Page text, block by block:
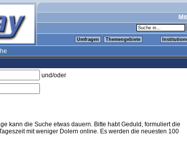
Umfragen Themengebiete
und/oder
kann die Suche etwas dauern. Bitte habt Geduld, formuliert die
mit weniger Dolern online. Es werden die neuesten 100